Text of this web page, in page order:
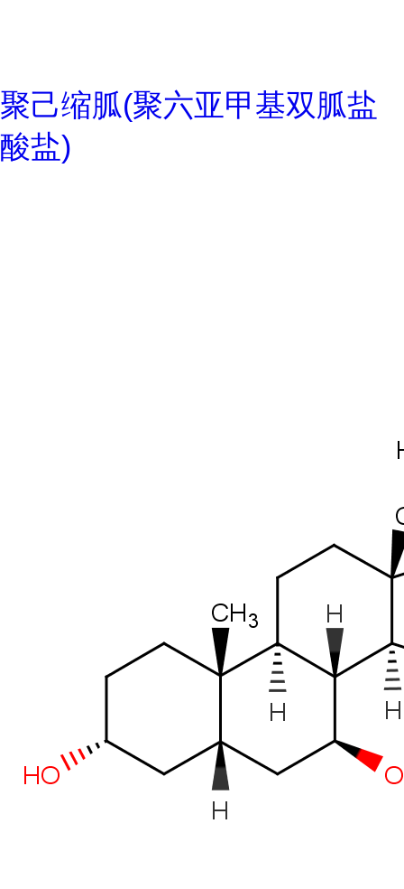
聚己缩胍(聚六亚甲基双胍盐
酸盐)